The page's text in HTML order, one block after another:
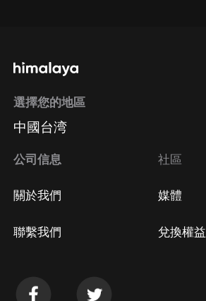
選擇您的地區
中國台湾
公司信息
關於我們
聯繫我們
社區
媒體
兌換權益